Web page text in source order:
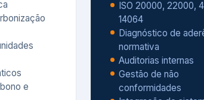
e
conformidades
Integração de
gestão
Saiba mais